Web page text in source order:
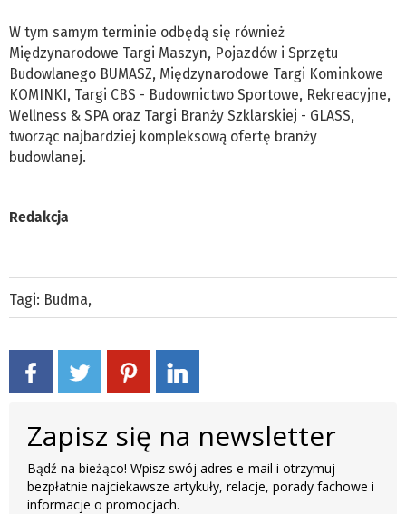
W tym samym terminie odbędą się również
Międzynarodowe Targi Maszyn, Pojazdów i Sprzętu
Budowlanego BUMASZ, Międzynarodowe Targi Kominkowe
KOMINKI, Targi CBS - Budownictwo Sportowe, Rekreacyjne,
Wellness & SPA oraz Targi Branży Szklarskiej - GLASS,
tworząc najbardziej kompleksową ofertę branży
budowlanej.
Redakcja
Tagi: Budma,
Zapisz się na newsletter
Bądź na bieżąco! Wpisz swój adres e-mail i otrzymuj
bezpłatnie najciekawsze artykuły, relacje, porady fachowe i
informacje o promocjach.